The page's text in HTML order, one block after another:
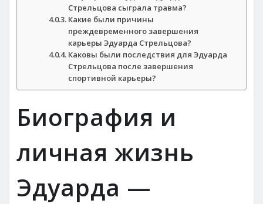
Стрельцова сыграла травма?
Какие были причины
преждевременного завершения
карьеры Эдуарда Стрельцова?
Каковы были последствия для Эдуарда
Стрельцова после завершения
спортивной карьеры?
Биография и
личная жизнь
Эдуарда —